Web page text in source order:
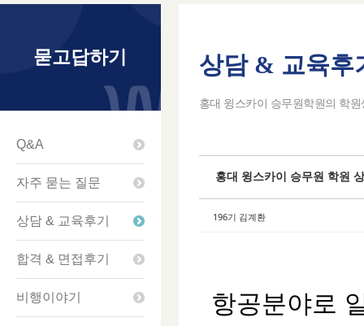
묻고답하기
Q&A
자주 묻는 질문
상담 & 교육후기
합격 & 면접후기
비행이야기
상담 & 교육후
홍대 윙스카이 승무원학원의 학
홍대 윙스카이 승무원 학원
196기 김계환
항공분야로